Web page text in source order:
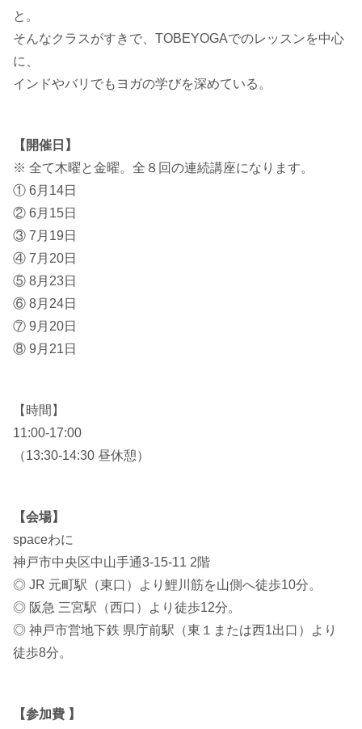
と。
そんなクラスがすきで、TOBEYOGAでのレッスンを中心
に、
インドやバリでもヨガの学びを深めている。
【開催日】
※ 全て木曜と金曜。全８回の連続講座になります。
① 6月14日
② 6月15日
③ 7月19日
④ 7月20日
⑤ 8月23日
⑥ 8月24日
⑦ 9月20日
⑧ 9月21日
【時間】
11:00-17:00
（13:30-14:30 昼休憩）
【会場】
spaceわに
神戸市中央区中山手通3-15-11 2階
◎ JR 元町駅（東口）より鯉川筋を山側へ徒歩10分。
◎ 阪急 三宮駅（西口）より徒歩12分。
◎ 神戸市営地下鉄 県庁前駅（東１または西1出口）より
徒歩8分。
【参加費 】